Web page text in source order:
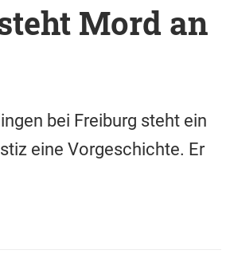
Mord an
bei Freiburg steht ein
eine Vorgeschichte. Er